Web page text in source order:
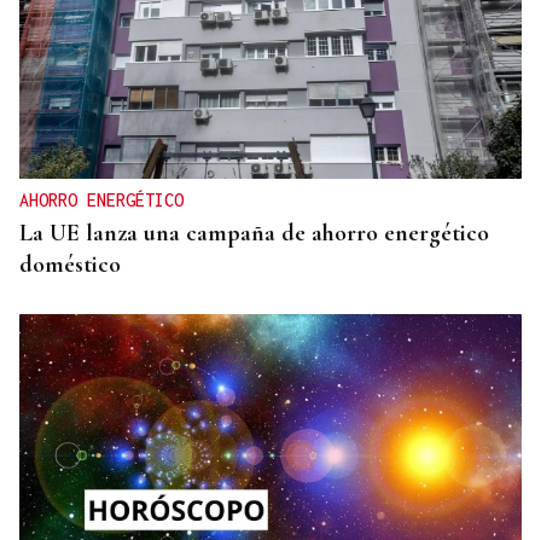
AHORRO ENERGÉTICO
La UE lanza una campaña de ahorro energético
doméstico